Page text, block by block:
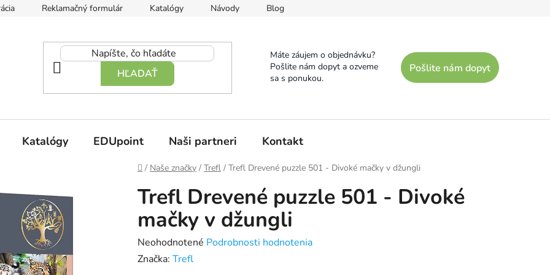
Reklamačný formulár Katalógy Návody Blog
HĽADAŤ
Máte záujem o objednávku?
Pošlite nám dopyt a ozveme
sa s ponukou.
Pošlite nám dopyt
Katalógy EDUpoint Naši partneri Kontakt
Domov
/ Naše značky / Trefl / Trefl Drevené puzzle 501 - Divoké mačky v džungli
Trefl Drevené puzzle 501 - Divoké
mačky v džungli
Priemerné
hodnotenie
Neohodnotené Podrobnosti hodnotenia
Značka: Trefl